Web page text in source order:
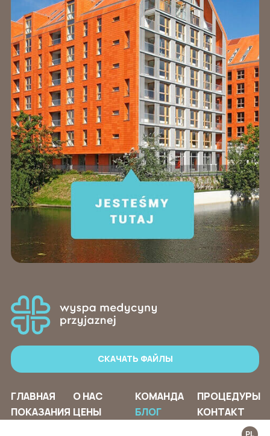
СКАЧАТЬ ФАЙЛЫ
ГЛАВНАЯ О НАС КОМАНДА
ПРОЦЕДУРЫ
ПОКАЗАНИЯ ЦЕНЫ БЛОГ КОНТАКТ